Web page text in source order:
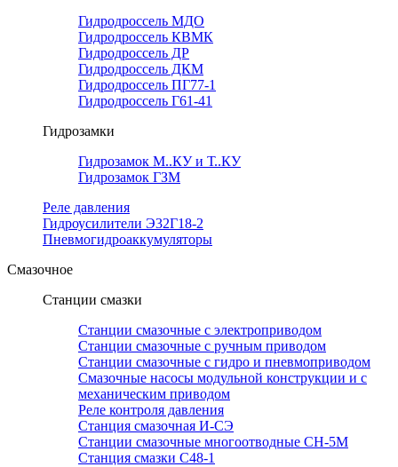
Гидродроссель МДО
Гидродроссель КВМК
Гидродроссель ДР
Гидродроссель ДКМ
Гидродроссель ПГ77-1
Гидродроссель Г61-41
Гидрозамки
Гидрозамок М..КУ и Т..КУ
Гидрозамок ГЗМ
Реле давления
Гидроусилители Э32Г18-2
Пневмогидроаккумуляторы
Смазочное
Станции смазки
Станции смазочные с электроприводом
Станции смазочные с ручным приводом
Станции смазочные с гидро и пневмоприводом
Смазочные насосы модульной конструкции и с
механическим приводом
Реле контроля давления
Станция смазочная И-СЭ
Станции смазочные многоотводные СН-5М
Станция смазки С48-1